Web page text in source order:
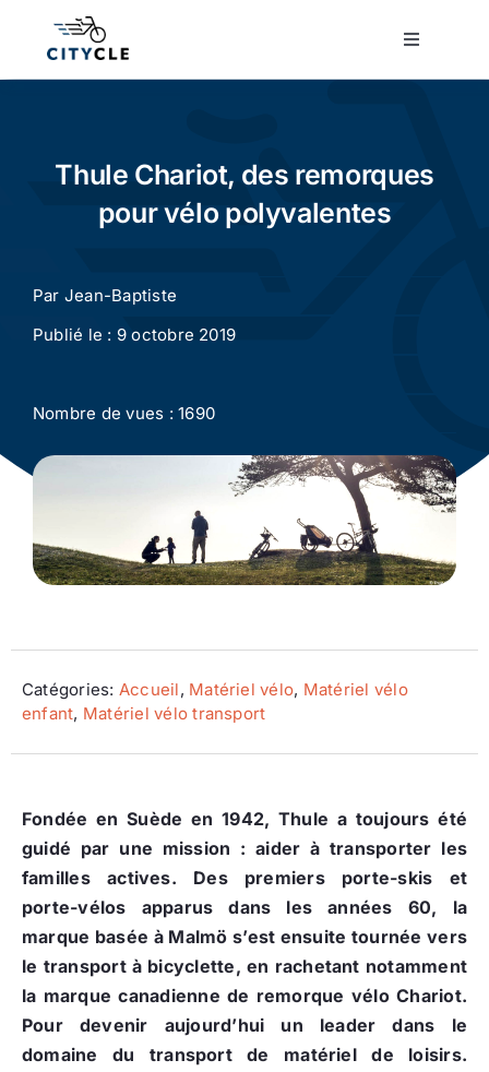
Toggle
Cyclisme urbain
Actualité
Thule Chariot, des remorques
pour vélo polyvalentes
Par Jean-Baptiste
Publié le : 9 octobre 2019
Nombre de vues : 1690
Catégories: Accueil, Matériel vélo, Matériel vélo
enfant, Matériel vélo transport
Fondée en Suède en 1942, Thule a toujours été
guidé par une mission : aider à transporter les
familles actives. Des premiers porte-skis et
porte-vélos apparus dans les années 60, la
marque basée à Malmö s’est ensuite tournée vers
le transport à bicyclette, en rachetant notamment
la marque canadienne de remorque vélo Chariot.
Pour devenir aujourd’hui un leader dans le
domaine du transport de matériel de loisirs.